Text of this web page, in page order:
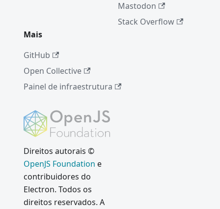
Mastodon
Stack Overflow
Mais
GitHub
Open Collective
Painel de infraestrutura
Direitos autorais ©
OpenJS Foundation e
contribuidores do
Electron. Todos os
direitos reservados. A